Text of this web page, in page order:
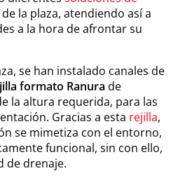
la plaza, atendiendo así a
a la hora de afrontar su
se han instalado canales de
formato Ranura de
la altura requerida, para las
Gracias a esta rejilla,
se mimetiza con el entorno,
funcional, sin con ello,
de drenaje.